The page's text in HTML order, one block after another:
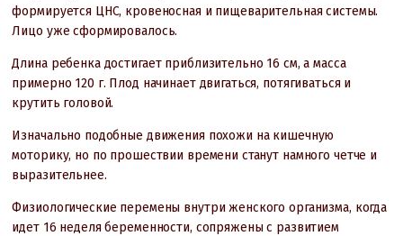
формируется ЦНС, кровеносная и пищеварительная системы.
Лицо уже сформировалось.
Длина ребенка достигает приблизительно 16 см, а масса
примерно 120 г. Плод начинает двигаться, потягиваться и
крутить головой.
Изначально подобные движения похожи на кишечную
моторику, но по прошествии времени станут намного четче и
выразительнее.
Физиологические перемены внутри женского организма, когда
идет 16 неделя беременности, сопряжены с развитием